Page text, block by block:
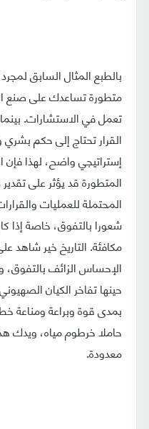
بالطبع المثال السابق
متطورة تساعدك على صنع
تعمل في الاستشارات.
القرار تحتاج إلى حكم
إستراتيجي واضح، لهذا فإن
المتطورة قد يؤثر على
المحتملة للعمليات
شعورا بالتفوق، خاصة إذا
مكافئة. التاريخ خير شاهد
حينها تفاخر الكيان
بمدى قوة وبراعة ومناعة
حاملا خرطوم مياه،
معدودة.